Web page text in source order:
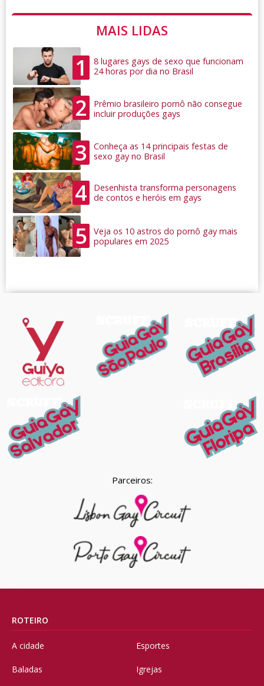
MAIS LIDAS
1
8 lugares gays de sexo que funcionam
24 horas por dia no Brasil
2
Prêmio brasileiro pornô não consegue
incluir produções gays
3
Conheça as 14 principais festas de
sexo gay no Brasil
4
Desenhista transforma personagens
de contos e heróis em gays
5
Veja os 10 astros do pornô gay mais
populares em 2025
Parceiros:
ROTEIRO
A cidade
Baladas
Esportes
Igrejas